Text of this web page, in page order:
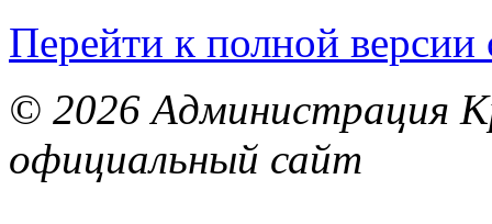
Перейти к полной версии
© 2026 Администрация
официальный сайт